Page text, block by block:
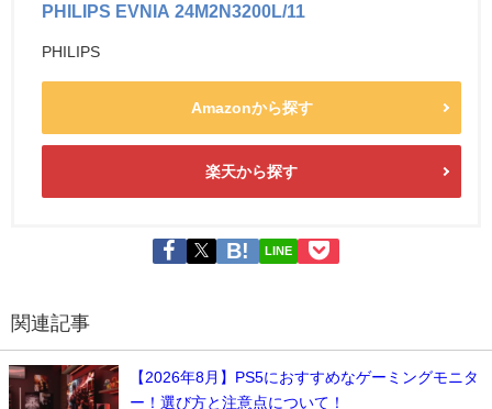
PHILIPS EVNIA 24M2N3200L/11
PHILIPS
Amazonから探す
楽天から探す
LINE
関連記事
【2026年8月】PS5におすすめなゲーミングモニタ
ー！選び方と注意点について！